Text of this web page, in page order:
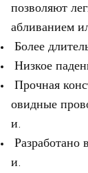
позволяют
абливанием
Более
Низкое
Прочная
овидные
и.
Разработано
и.